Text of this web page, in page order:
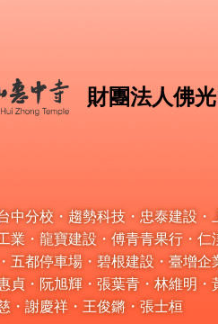
財團法人佛
中分校・趨勢科技・忠泰建設
業・龍寶建設・傅青青果行・
五都停車場・碧根建設・臺增
貞・阮旭輝・張葉青・林維明
・謝慶祥・王俊鏘・張士桓